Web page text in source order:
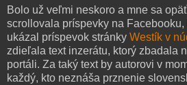
Bolo už veľmi neskoro a mne sa
scrollovala príspevky na
ukázal príspevok stránky Westík v
zdieľala text inzerátu, ktorý zbadala
portáli. Za taký text by autorovi v
každý, kto neznáša prznenie